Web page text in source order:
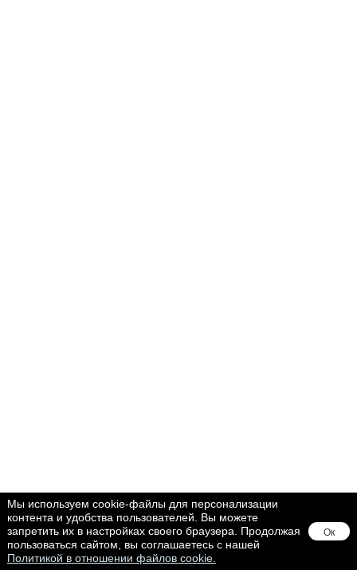
Мы используем cookie-файлы для персонализации
контента и удобства пользователей. Вы можете
запретить их в настройках своего браузера. Продолжая
пользоваться сайтом, вы соглашаетесь с нашей
Политикой в отношении файлов cookie.
Ок